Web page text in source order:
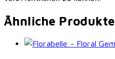
Ähnliche Produkte